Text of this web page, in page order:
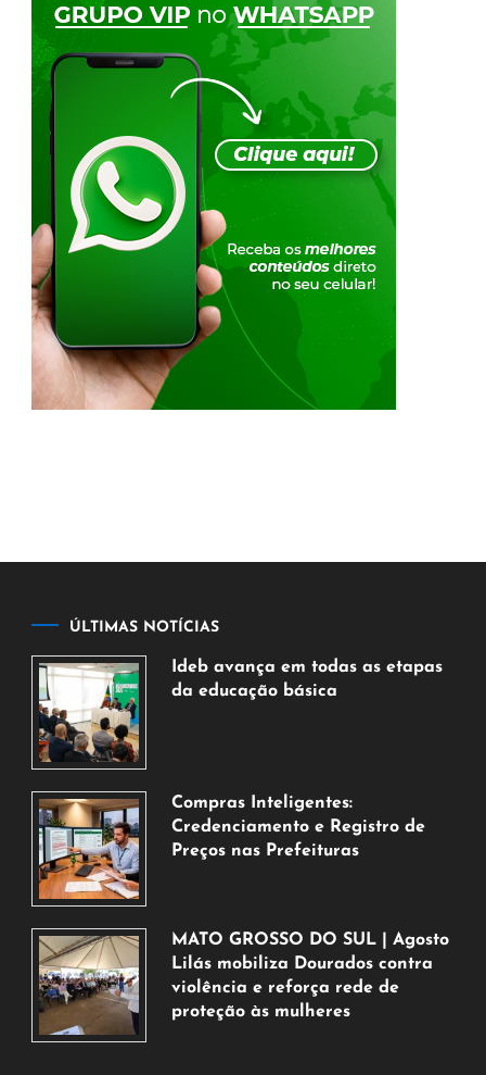
ÚLTIMAS NOTÍCIAS
Ideb avança em todas as etapas
da educação básica
de
2026
Compras Inteligentes:
Credenciamento e Registro de
Preços nas Prefeituras
agosto
de
2026
MATO GROSSO DO SUL | Agosto
Lilás mobiliza Dourados contra
violência e reforça rede de
proteção às mulheres